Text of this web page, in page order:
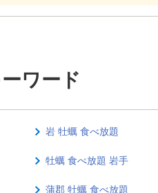
ワード
岩 牡蠣 食べ放題
牡蠣 食べ放題 岩手
蒲郡 牡蠣 食べ放題